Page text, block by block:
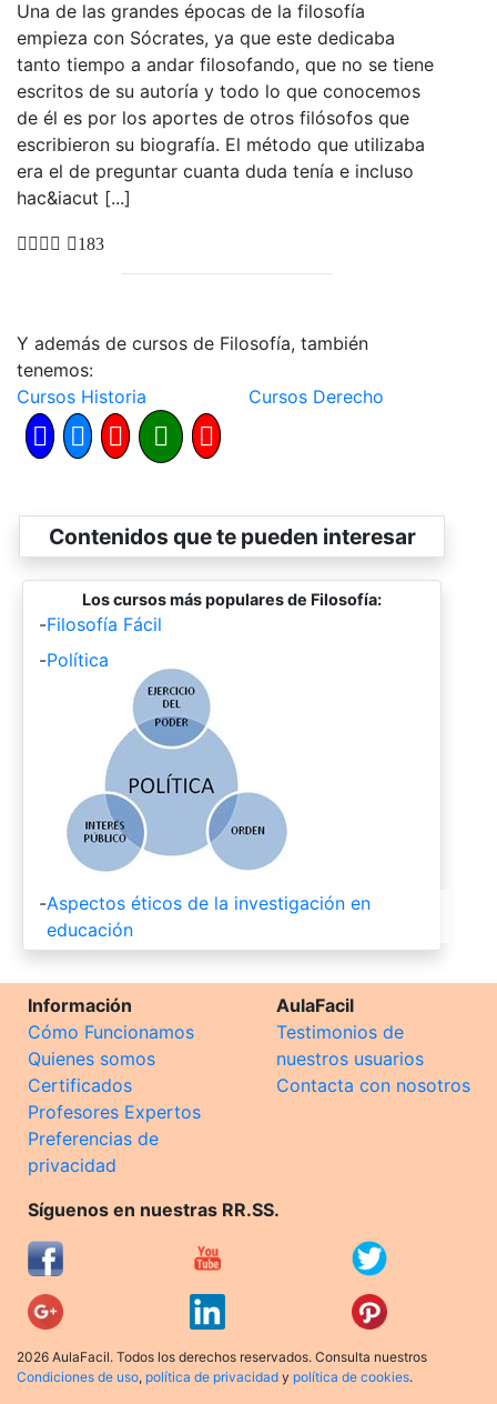
Una de las grandes épocas de la filosofía
empieza con Sócrates, ya que este dedicaba
tanto tiempo a andar filosofando, que no se tiene
escritos de su autoría y todo lo que conocemos
de él es por los aportes de otros filósofos que
escribieron su biografía. El método que utilizaba
era el de preguntar cuanta duda tenía e incluso
hac&iacut [...]
183
Y además de cursos de Filosofía, también
tenemos:
Cursos Historia
Cursos Derecho
Contenidos que te pueden interesar
Los cursos más populares de Filosofía:
-Filosofía Fácil
-Política
-Aspectos éticos de la investigación en
educación
Información
Cómo Funcionamos
Quienes somos
Certificados
Profesores Expertos
Preferencias de
privacidad
AulaFacil
Testimonios de
nuestros usuarios
Contacta con nosotros
Síguenos en nuestras RR.SS.
2026 AulaFacil. Todos los derechos reservados. Consulta nuestros
Condiciones de uso, política de privacidad y política de cookies.